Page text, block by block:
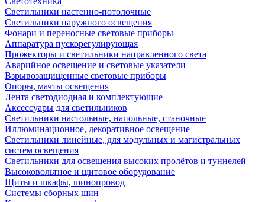
Светильники настенно-потолочные
Светильники наружного освещения
Фонари и переносные световые приборы
Аппаратура пускорегулирующая
Прожекторы и светильники направленного света
Аварийное освещение и световые указатели
Взрывозащищенные световые приборы
Опоры, мачты освещения
Лента светодиодная и комплектующие
Аксессуары для светильников
Светильники настольные, напольные, станочные
Иллюминационное, декоративное освещение
Светильники линейные, для модульных и магистральных
систем освещения
Светильники для освещения высоких пролётов и туннелей
Высоковольтное и щитовое оборудование
Щиты и шкафы, шинопровод
Системы сборных шин